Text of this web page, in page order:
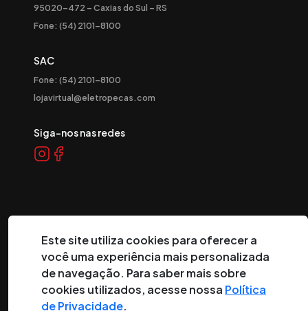
95020-472 – Caxias do Sul – RS
Fone: (54) 2101-8100
SAC
Fone: (54) 2101-8100
lojavirtual@eletropecas.com
Siga-nos nas redes
2026 Eletropeças Comercial Eletrônica Ltda ® - Todos os
direitos reservados.
Este site utiliza cookies para oferecer a
você uma experiência mais personalizada
de navegação. Para saber mais sobre
cookies utilizados, acesse nossa Política
de Privacidade.